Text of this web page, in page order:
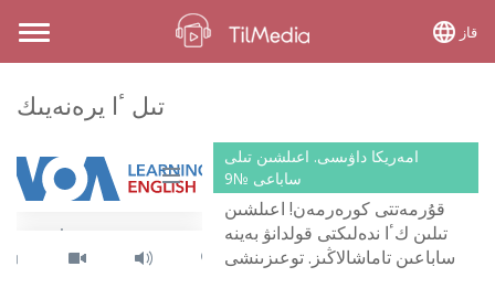
Toggle
navigation
قاز
تىل ٴا يرەنەيىك
امەريكا داۋىسى. اعىلشىن تىلى
ساباعى №9
قۇرمەتتى كورەرمەن! اعىلشىن
تىلىن كٴا ندەلىكتى قولدانۋ بەينە
ساباعىن تاماشالاڭىز. توعىزىنشى